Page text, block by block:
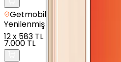
Getmobil Güvencesi
Yenilenmiş
12x 583 TL
7.000 TL